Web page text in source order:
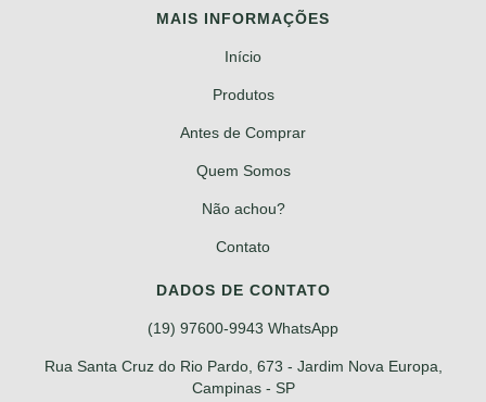
MAIS INFORMAÇÕES
Início
Produtos
Antes de Comprar
Quem Somos
Não achou?
Contato
DADOS DE CONTATO
(19) 97600-9943 WhatsApp
Rua Santa Cruz do Rio Pardo, 673 - Jardim Nova Europa,
Campinas - SP